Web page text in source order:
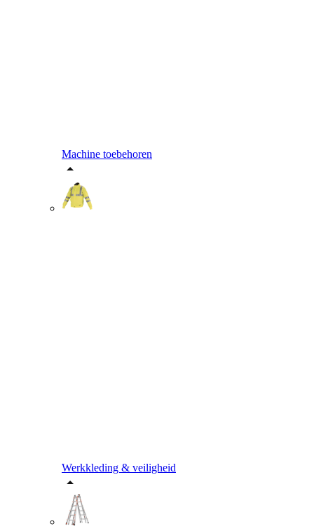
Machine toebehoren
Werkkleding & veiligheid